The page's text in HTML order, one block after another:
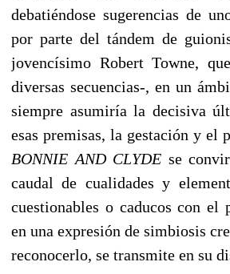
debatiéndose sugerencias de
por parte del tándem de
jovencísimo Robert Towne,
diversas secuencias-, en un
siempre asumiría la decisiva
esas premisas, la gestación y el
BONNIE AND CLYDE se
caudal de cualidades y
cuestionables o caducos con el
en una expresión de simbiosis
reconocerlo, se transmite en su